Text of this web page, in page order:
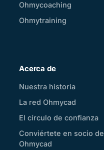
Ohmycoaching
Ohmytraining
Acerca de
Nuestra historia
La red Ohmycad
El círculo de confianza
Conviértete en socio de
Ohmycad